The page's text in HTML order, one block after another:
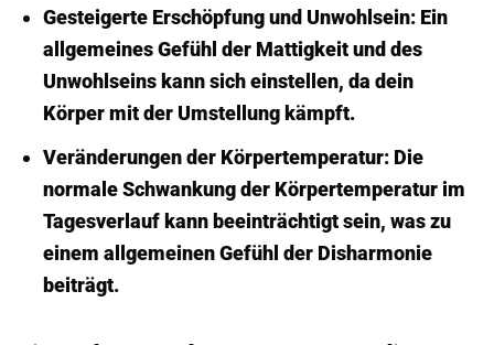
Gesteigerte Erschöpfung und Unwohlsein:Ein
allgemeines Gefühl der Mattigkeit und des
Unwohlseins kann sich einstellen, da dein
Körper mit der Umstellung kämpft.
Veränderungen der Körper­temperatur:Die
normale Schwankung der Körper­temperatur im
Tages­verlauf kann beeinträchtigt sein, was zu
einem allgemeinen Gefühl der Disharmonie
beiträgt.